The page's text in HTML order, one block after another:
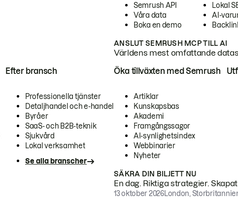
Semrush API
Våra data
Boka en demo
Lokal
AI-
ANSLUT SEMRUSH MCP TILL AI
Världens mest omfattande
Efter bransch
Professionella tjänster
Detaljhandel och e-handel
Byråer
SaaS- och B2B-teknik
Sjukvård
Lokal verksamhet
Se alla branscher
Öka tillväxten med Semrush
Artiklar
Kunskapsbas
Akademi
Framgångssagor
AI-synlighetsindex
Webbinarier
Nyheter
SÄKRA DIN BILJETT NU
En dag. Riktiga strategier.
13 oktober 2026London,